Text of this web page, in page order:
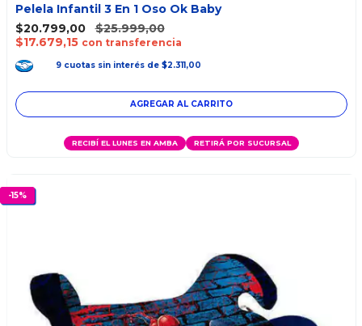
Pelela Infantil 3 En 1 Oso Ok Baby
$20.799,00
$25.999,00
$17.679,15 con transferencia
9 cuotas sin interés de $2.311,00
AGREGAR AL CARRITO
RECIBÍ EL LUNES EN AMBA RETIRÁ POR SUCURSAL
-15%